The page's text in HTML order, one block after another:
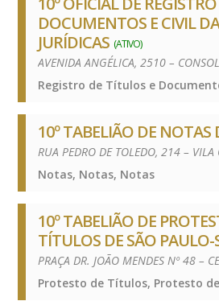
DOCUMENTOS E CIVIL
JURÍDICAS (ATIVO)
AVENIDA ANGÉLICA, 2510 –
10º TABELIÃO DE NOTAS
Notas, Notas, Notas
10º TABELIÃO DE
TÍTULOS DE SÃO PAULO-
PRAÇA DR. JOÃO MENDES Nº 48 –